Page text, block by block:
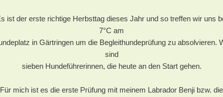
ist der erste richtige Herbsttag dieses Jahr und so treffen wir uns
7°C am
in Gärtringen um die Begleithundeprüfung zu absolvieren.
sind
sieben Hundeführerinnen, die heute an den Start gehen.
Für mich ist es die erste Prüfung mit meinem Labrador Benji bzw. die